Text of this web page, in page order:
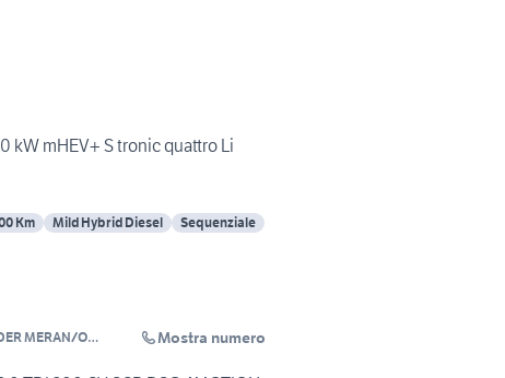
kW mHEV+ S tronic quattro Li
Km Mild Hybrid Diesel
Sequenziale
MERAN/O
Mostra numero